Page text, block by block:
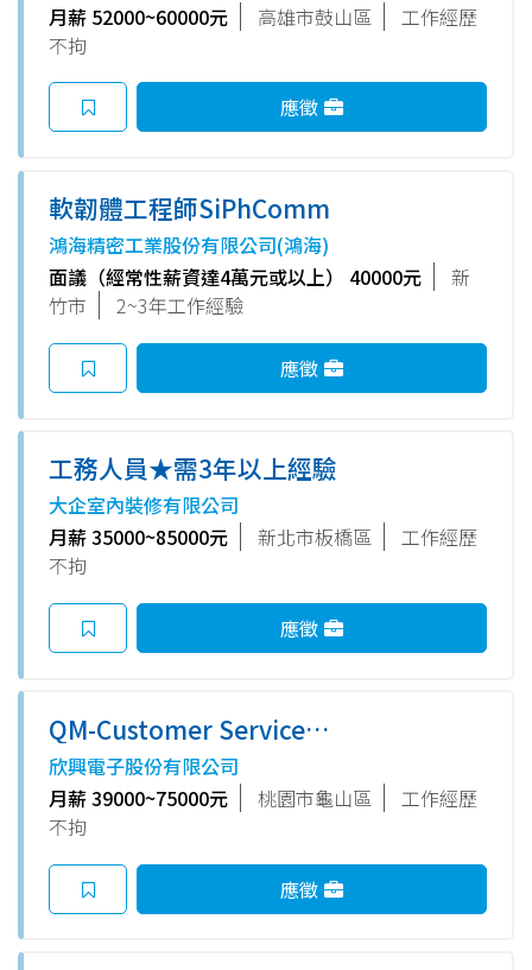
月薪 52000~60000元
高雄市鼓山區
工作經歷
不拘
應徵
軟韌體工程師SiPhComm
鴻海精密工業股份有限公司(鴻海)
面議（經常性薪資達4萬元或以上） 40000元
新
竹市
2~3年工作經驗
應徵
工務人員★需3年以上經驗
大企室內裝修有限公司
月薪 35000~85000元
新北市板橋區
工作經歷
不拘
應徵
QM-Customer Service
Engineer (Carrier SBU)
欣興電子股份有限公司
月薪 39000~75000元
桃園市龜山區
工作經歷
不拘
應徵